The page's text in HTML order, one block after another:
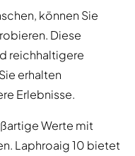
können Sie
Diese
reichhaltigere
erhalten
Erlebnisse.
Werte mit
Laphroaig 10 bietet